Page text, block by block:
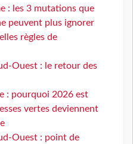
: les 3 mutations que
peuvent plus ignorer
règles de
Ouest : le retour des
: pourquoi 2026 est
vertes deviennent
Ouest : point de